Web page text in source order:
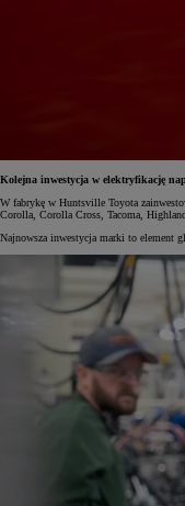
Kolejna inwestycja w elektryfikację
W fabrykę w Huntsville Toyota
Corolla, Corolla Cross, Tacoma,
Najnowsza inwestycja marki to element